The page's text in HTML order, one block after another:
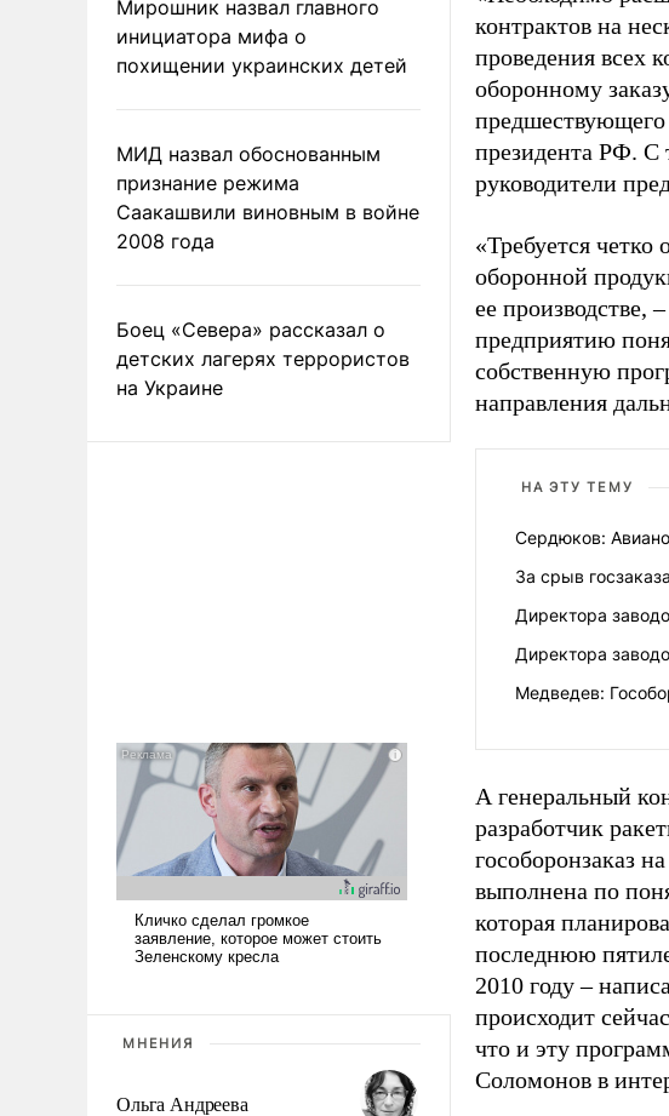
Мирошник назвал главного
инициатора мифа о
похищении украинских детей
МИД назвал обоснованным
признание режима
Саакашвили виновным в войне
2008 года
Боец «Севера» рассказал о
детских лагерях террористов
на Украине
МНЕНИЯ
Ольга Андреева
контрактов на
проведения всех
оборонному
предшествующего
президента РФ. С
руководители
«Требуется четко
оборонной
ее производстве,
предприятию
собственную
направления
НА ЭТУ ТЕМУ
Сердюков:
За срыв
Директора
Директора
Медведев:
А генеральный
разработчик
гособоронзаказ
выполнена по
которая
последнюю
2010 году –
происходит
что и эту
Соломонов в